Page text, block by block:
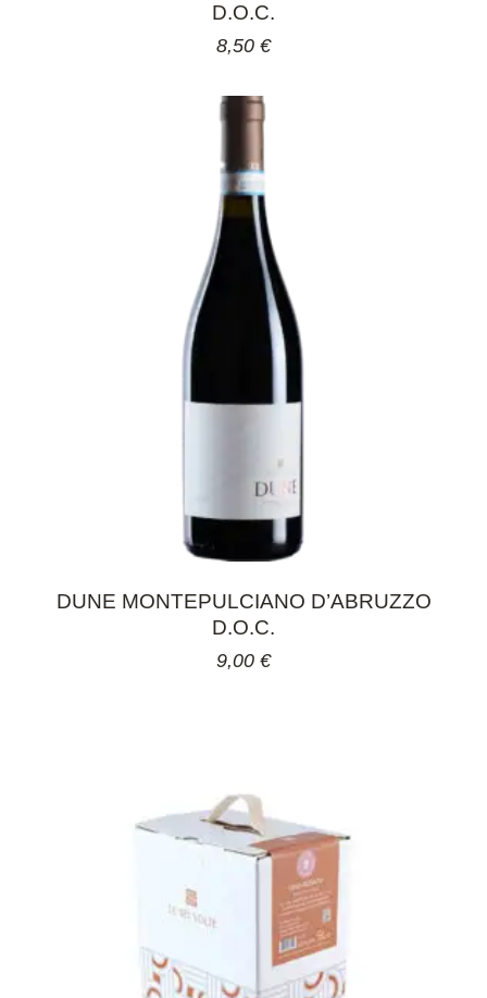
D.O.C.
8,50 €
DUNE MONTEPULCIANO D’ABRUZZO
D.O.C.
9,00 €